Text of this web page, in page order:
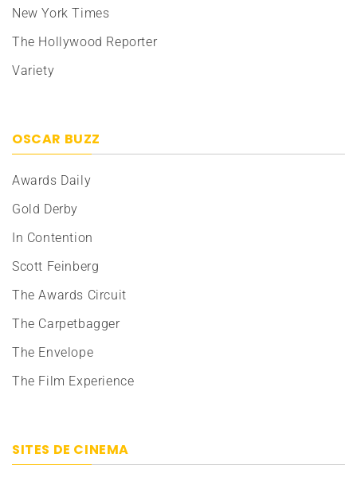
New York Times
The Hollywood Reporter
Variety
OSCAR BUZZ
Awards Daily
Gold Derby
In Contention
Scott Feinberg
The Awards Circuit
The Carpetbagger
The Envelope
The Film Experience
SITES DE CINEMA